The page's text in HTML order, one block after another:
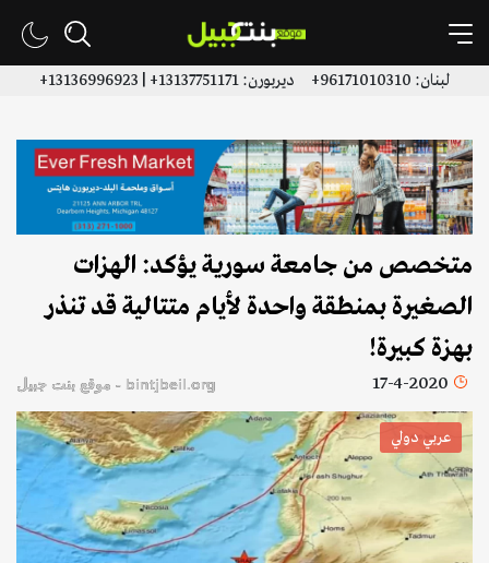
لبنان: 96171010310+ ديربورن: 13137751171+ | 13136996923+
متخصص من جامعة سورية يؤكد: الهزات
الصغيرة بمنطقة واحدة لأيام متتالية قد تنذر
بهزة كبيرة!
17-4-2020 bintjbeil.org - موقع بنت جبيل
عربي دولي